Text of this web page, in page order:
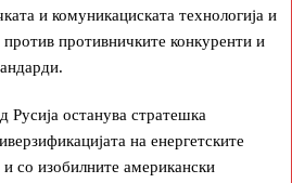
и комуникациската технологија и
противничките конкуренти и
Русија останува стратешка
на енергетските
со изобилните американски